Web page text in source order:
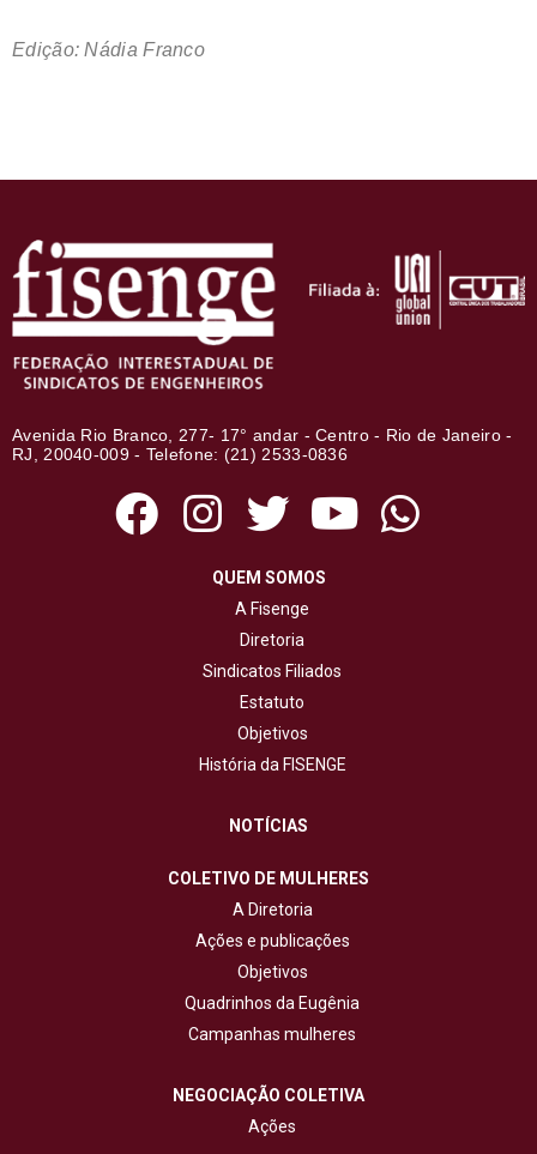
Edição: Nádia Franco
Avenida Rio Branco, 277- 17° andar - Centro - Rio de Janeiro -
RJ, 20040-009 - Telefone: (21) 2533-0836
QUEM SOMOS
A Fisenge
Diretoria
Sindicatos Filiados
Estatuto
Objetivos
História da FISENGE
NOTÍCIAS
COLETIVO DE MULHERES
A Diretoria
Ações e publicações
Objetivos
Quadrinhos da Eugênia
Campanhas mulheres
NEGOCIAÇÃO COLETIVA
Ações